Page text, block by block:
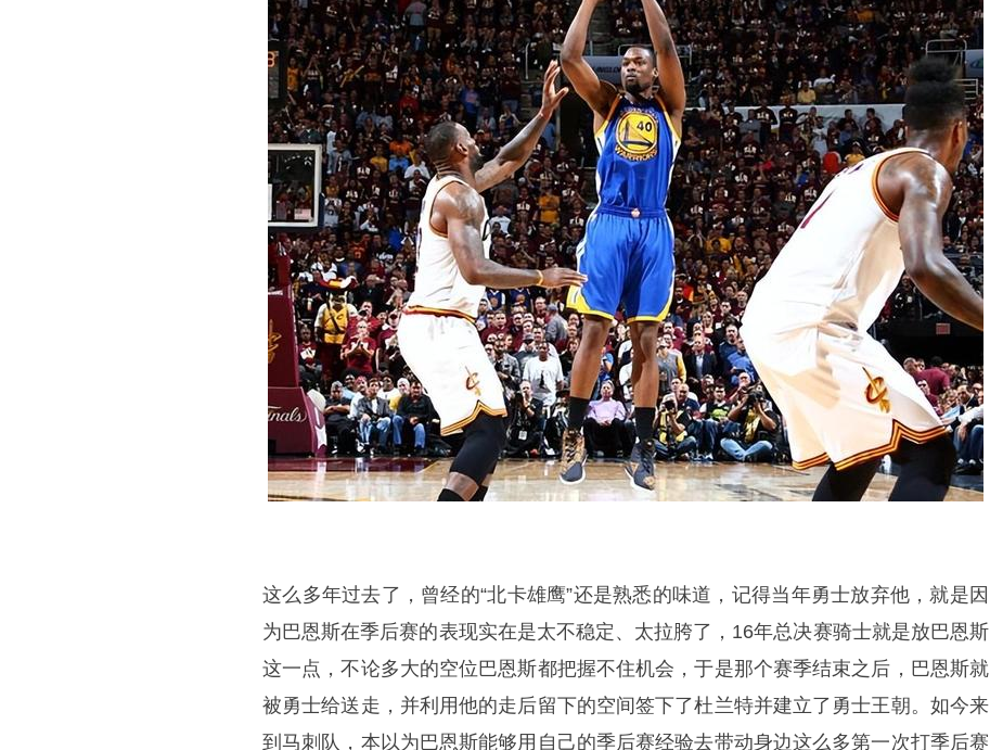
这么多年过去了，曾经的“北卡雄鹰”还是熟悉的味道，记得当年勇士放弃他，就是因
为巴恩斯在季后赛的表现实在是太不稳定、太拉胯了，16年总决赛骑士就是放巴恩斯
这一点，不论多大的空位巴恩斯都把握不住机会，于是那个赛季结束之后，巴恩斯就
被勇士给送走，并利用他的走后留下的空间签下了杜兰特并建立了勇士王朝。如今来
到马刺队，本以为巴恩斯能够用自己的季后赛经验去带动身边这么多第一次打季后赛